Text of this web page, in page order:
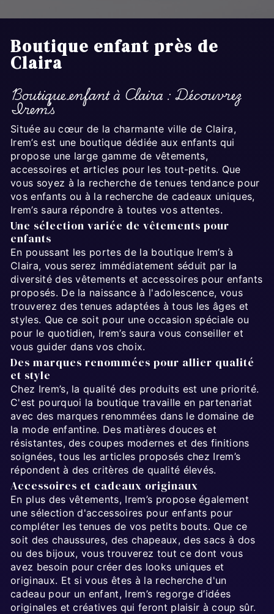
Boutique enfant près de
Claira
Boutique enfant à Claira : Découvrez
Irem’s
Située au cœur de la charmante ville de Claira,
Irem’s est une boutique dédiée aux enfants qui
propose une large gamme de vêtements,
accessoires et articles pour les tout-petits. Que
vous soyez à la recherche de tenues tendance pour
vos enfants ou à la recherche de cadeaux uniques,
Irem’s saura répondre à toutes vos attentes.
Une sélection variée de vêtements pour
enfants
En poussant les portes de la boutique Irem’s à
Claira, vous serez immédiatement séduit par la
diversité des vêtements et accessoires pour enfants
proposés. De la naissance à l'adolescence, vous
trouverez des tenues adaptées à tous les âges et
styles. Que ce soit pour une occasion spéciale ou
pour le quotidien, Irem’s saura vous conseiller et
vous guider dans vos choix.
Des marques renommées pour allier qualité
et style
Chez Irem’s, la qualité des produits est une priorité.
C'est pourquoi la boutique travaille en partenariat
avec des marques renommées dans le domaine de
la mode enfantine. Des matières douces et
résistantes, des coupes modernes et des finitions
soignées, tous les articles proposés chez Irem’s
répondent à des critères de qualité élevés.
Accessoires et cadeaux originaux
En plus des vêtements, Irem’s propose également
une sélection d'accessoires pour enfants pour
compléter les tenues de vos petits bouts. Que ce
soit des chaussures, des chapeaux, des sacs à dos
ou des bijoux, vous trouverez tout ce dont vous
avez besoin pour créer des looks uniques et
originaux. Et si vous êtes à la recherche d'un
cadeau pour un enfant, Irem’s regorge d’idées
originales et créatives qui feront plaisir à coup sûr.